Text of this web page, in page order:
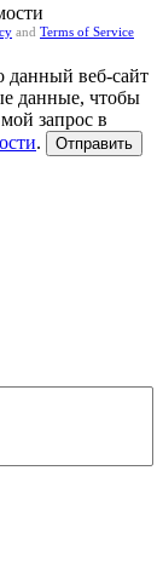
and Terms of Service
данный веб-сайт
данные, чтобы
запрос в
. Отправить